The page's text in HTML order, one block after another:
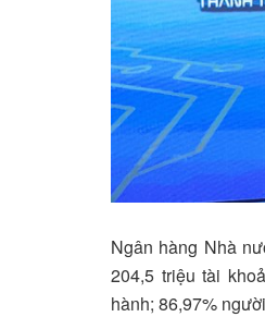
Ngân hàng Nhà
204,5 triệu tài
hành; 86,97%